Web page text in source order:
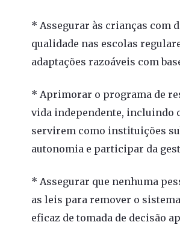
* Assegurar às crianças com
qualidade nas escolas
adaptações razoáveis ​​com
* Aprimorar o programa de
vida independente, incluindo
servirem como instituições
autonomia e participar da
* Assegurar que nenhuma
as leis para remover o
eficaz de tomada de decisão